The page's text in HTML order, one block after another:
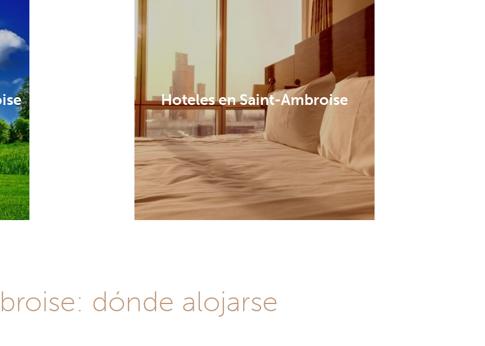
Hoteles en Saint-Ambroise
dónde alojarse